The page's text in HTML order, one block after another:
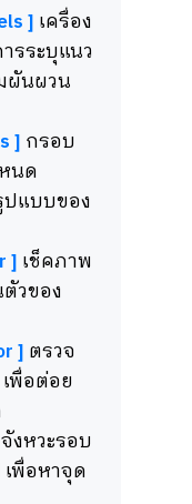
] เครื่อง
รระบุแนว
ผันผวน
] กรอบ
นด
แบบของ
] เช็คภาพ
วของ
] ตรวจ
พื่อต่อย
งหวะรอบ
เพื่อหาจุด